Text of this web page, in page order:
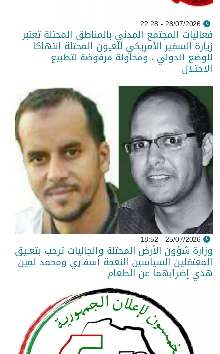
28/07/2026 - 22:28
فعاليات المجتمع المدني بالمناطق المحتلة تعتبر
زيارة السفير الأمريكي للعيون المحتلة انتهاكا
للوضع الدولي ، ومحاولة مرفوضة لتطبيع
الاحتلال
25/07/2026 - 18:52
وزارة شؤون الأرض المحتلة والجاليات ترحب بتعليق
المعتقلين السياسين النعمة أسفاري ومحمد لمين
هدي إضرابهما عن الطعام